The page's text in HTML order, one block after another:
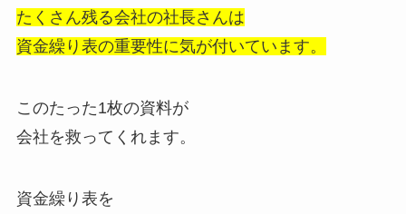
たくさん残る会社の社長さんは
資金繰り表の重要性に気が付いています。
このたった1枚の資料が
会社を救ってくれます。
資金繰り表を